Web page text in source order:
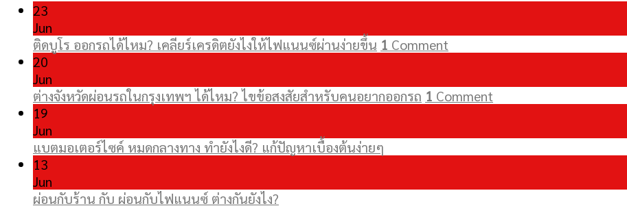
23
Jun
ติดบูโร ออกรถได้ไหม? เคลียร์เครดิตยังไงให้ไฟแนนซ์ผ่านง่ายขึ้น 1 Comment
20
Jun
ต่างจังหวัดผ่อนรถในกรุงเทพฯ ได้ไหม? ไขข้อสงสัยสำหรับคนอยากออกรถ 1 Comment
19
Jun
แบตมอเตอร์ไซค์ หมดกลางทาง ทำยังไงดี? แก้ปัญหาเบื้องต้นง่ายๆ
13
Jun
ผ่อนกับร้าน กับ ผ่อนกับไฟแนนซ์ ต่างกันยังไง?